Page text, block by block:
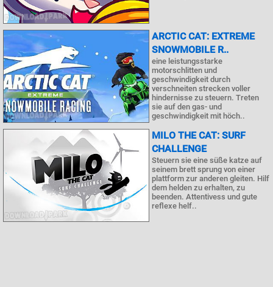
ARCTIC CAT: EXTREME
SNOWMOBILE R..
eine leistungsstarke
motorschlitten und
geschwindigkeit durch
verschneiten strecken voller
hindernisse zu steuern. Treten
sie auf den gas- und
geschwindigkeit mit höch..
MILO THE CAT: SURF
CHALLENGE
Steuern sie eine süße katze auf
seinem brett sprung von einer
plattform zur anderen gleiten. Hilf
dem helden zu erhalten, zu
beenden. Attentivess und gute
reflexe helf..